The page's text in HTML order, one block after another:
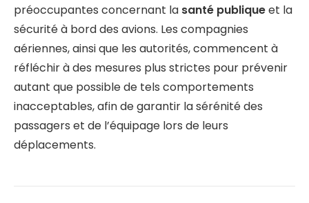
préoccupantes concernant la santé publiqueet la
sécurité à bord des avions. Les compagnies
aériennes, ainsi que les autorités, commencent à
réfléchir à des mesures plus strictes pour prévenir
autant que possible de tels comportements
inacceptables, afin de garantir la sérénité des
passagers et de l’équipage lors de leurs
déplacements.